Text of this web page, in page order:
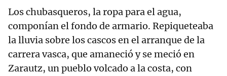
Los chubasqueros, la ropa para el agua,
componían el fondo de armario. Repiqueteaba
la lluvia sobre los cascos en el arranque de la
carrera vasca, que amaneció y se meció en
Zarautz, un pueblo volcado a la costa, con